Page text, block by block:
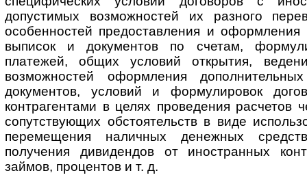
допустимых возможностей их разного
особенностей предоставления и
выписок и документов по счетам,
платежей, общих условий открытия,
возможностей оформления
документов, условий и формулировок
контрагентами в целях проведения расчетов
сопутствующих обстоятельств в виде
перемещения наличных денежных
получения дивидендов от иностранных
займов, процентов и т. д.